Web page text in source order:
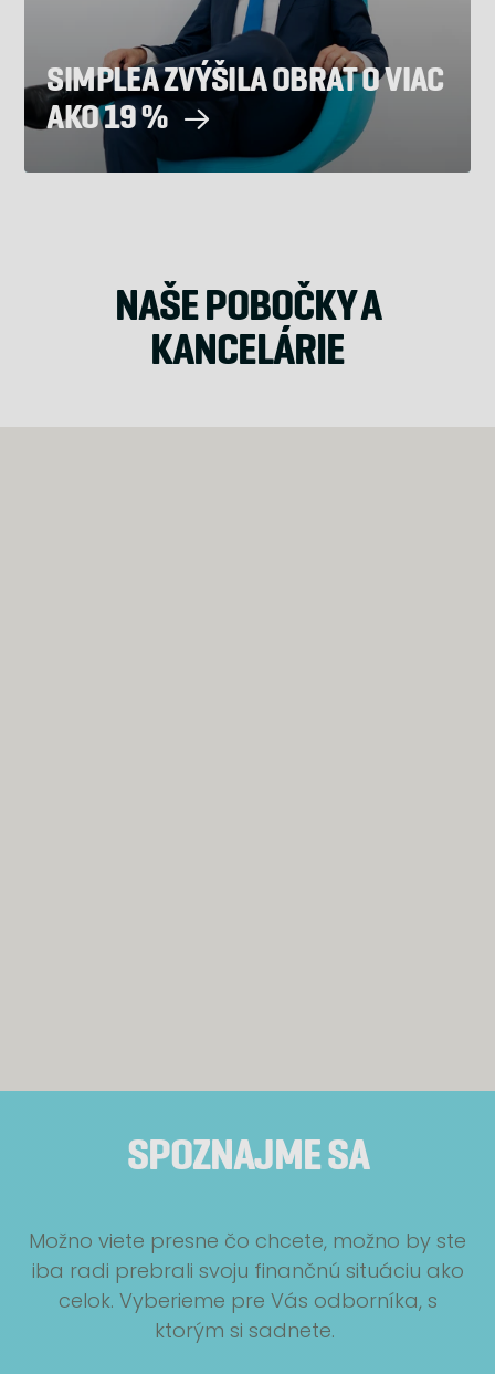
SIMPLEA ZVÝŠILA OBRAT O VIAC
AKO 19 %
NAŠE POBOČKY A
KANCELÁRIE
SPOZNAJME SA
Možno viete presne čo chcete, možno by ste
iba radi prebrali svoju finančnú situáciu ako
celok. Vyberieme pre Vás odborníka, s
ktorým si sadnete.